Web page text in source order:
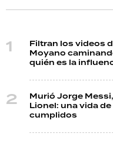
Filtran los videos
Moyano
quién es la
Murió Jorge
Lionel: una vida
cumplidos